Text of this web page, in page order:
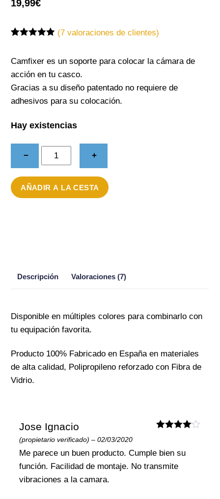
19,99€
de 5 en
valoracione
s de
clientes
(7 valoraciones de clientes)
Camfixer es un soporte para colocar la cámara de
acción en tu casco.
Gracias a su diseño patentado no requiere de
adhesivos para su colocación.
Hay existencias
−
Camfixer
Negro
cantidad
+
AÑADIR A LA CESTA
Descripción Valoraciones (7)
Disponible en múltiples colores para combinarlo con
tu equipación favorita.
Producto 100% Fabricado en España en materiales
de alta calidad, Polipropileno reforzado con Fibra de
Vidrio.
5
Jose Ignacio
(propietario verificado) – 02/03/2020
Me parece un buen producto. Cumple bien su
función. Facilidad de montaje. No transmite
vibraciones a la camara.